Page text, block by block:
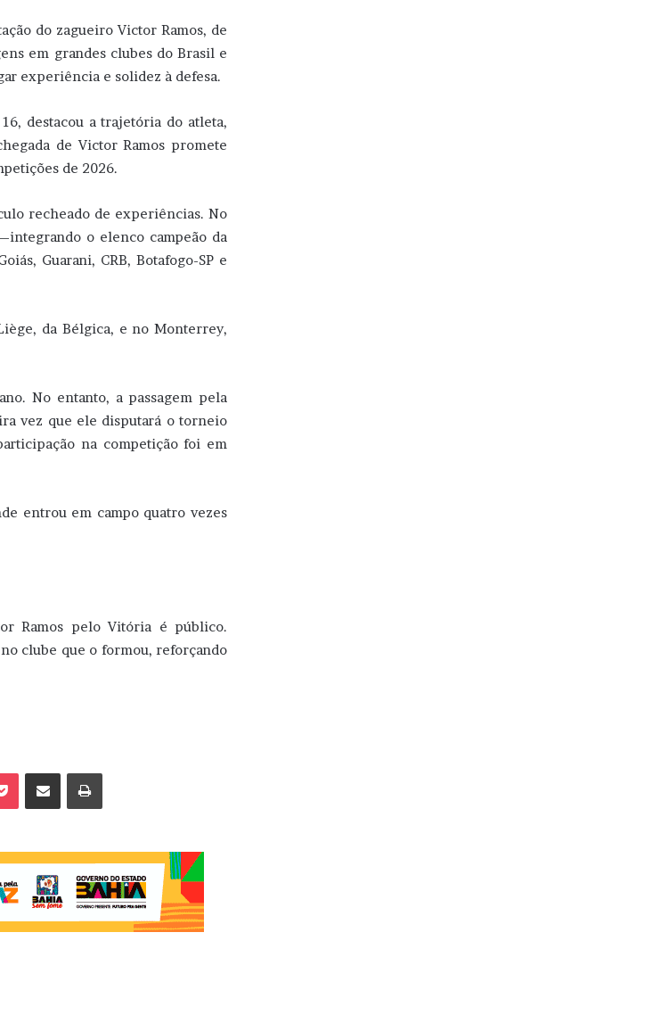
do zagueiro Victor Ramos, de
em grandes clubes do Brasil e
experiência e solidez à defesa.
destacou a trajetória do atleta,
de Victor Ramos promete
de 2026.
recheado de experiências. No
o elenco campeão da
Guarani, CRB, Botafogo-SP e
da Bélgica, e no Monterrey,
No entanto, a passagem pela
vez que ele disputará o torneio
na competição foi em
entrou em campo quatro vezes
Ramos pelo Vitória é público.
clube que o formou, reforçando